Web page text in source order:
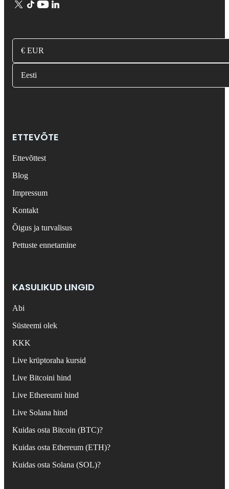
€ EUR
Eesti
ETTEVÕTE
Ettevõttest
Blog
Impressum
Kontakt
Õigus ja turvalisus
Pettuste ennetamine
KASULIKUD LINGID
Abi
Süsteemi olek
KKK
Live krüptoraha kursid
Live Bitcoini hind
Live Ethereumi hind
Live Solana hind
Kuidas osta Bitcoin (BTC)?
Kuidas osta Ethereum (ETH)?
Kuidas osta Solana (SOL)?